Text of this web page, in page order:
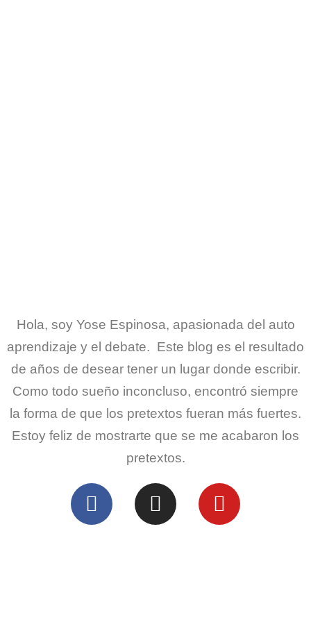
Hola, soy Yose Espinosa, apasionada del auto
aprendizaje y el debate. Este blog es el resultado
de años de desear tener un lugar donde escribir.
Como todo sueño inconcluso, encontró siempre
la forma de que los pretextos fueran más fuertes.
Estoy feliz de mostrarte que se me acabaron los
pretextos.